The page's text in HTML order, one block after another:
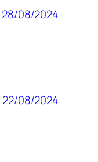
28/08/2024
22/08/2024